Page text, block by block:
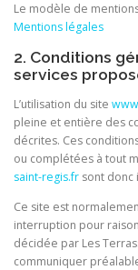
Le modèle de
Mentions légales
2. Conditions
services
L’utilisation du site
pleine et entière des
décrites. Ces
ou complétées à tout
saint-regis.fr sont donc
Ce site est
interruption pour
décidée par Les
communiquer